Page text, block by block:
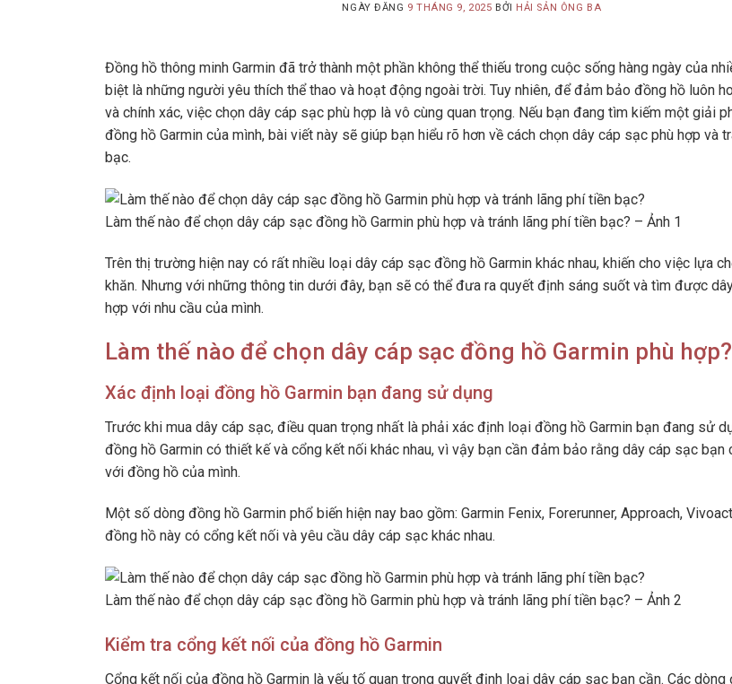
NGÀY ĐĂNG 9 THÁNG 9, 2025 BỞI HẢI SẢN ÔNG BA
Đồng hồ thông minh Garmin đã trở thành một phần không thể thiếu trong cuộc sống hàng ngày của
biệt là những người yêu thích thể thao và hoạt động ngoài trời. Tuy nhiên, để đảm bảo đồng hồ luôn
và chính xác, việc chọn dây cáp sạc phù hợp là vô cùng quan trọng. Nếu bạn đang tìm kiếm một giải
đồng hồ Garmin của mình, bài viết này sẽ giúp bạn hiểu rõ hơn về cách chọn dây cáp sạc phù hợp và
bạc.
Làm thế nào để chọn dây cáp sạc đồng hồ Garmin phù hợp và tránh lãng phí tiền bạc? – Ảnh 1
Trên thị trường hiện nay có rất nhiều loại dây cáp sạc đồng hồ Garmin khác nhau, khiến cho việc lựa
khăn. Nhưng với những thông tin dưới đây, bạn sẽ có thể đưa ra quyết định sáng suốt và tìm được
hợp với nhu cầu của mình.
Làm thế nào để chọn dây cáp sạc đồng hồ Garmin phù hợp?
Xác định loại đồng hồ Garmin bạn đang sử dụng
Trước khi mua dây cáp sạc, điều quan trọng nhất là phải xác định loại đồng hồ Garmin bạn đang sử
đồng hồ Garmin có thiết kế và cổng kết nối khác nhau, vì vậy bạn cần đảm bảo rằng dây cáp sạc bạn
với đồng hồ của mình.
Một số dòng đồng hồ Garmin phổ biến hiện nay bao gồm: Garmin Fenix, Forerunner, Approach,
đồng hồ này có cổng kết nối và yêu cầu dây cáp sạc khác nhau.
Làm thế nào để chọn dây cáp sạc đồng hồ Garmin phù hợp và tránh lãng phí tiền bạc? – Ảnh 2
Kiểm tra cổng kết nối của đồng hồ Garmin
Cổng kết nối của đồng hồ Garmin là yếu tố quan trọng quyết định loại dây cáp sạc bạn cần. Các dòng